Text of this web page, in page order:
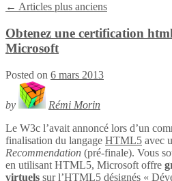
← Articles plus anciens
Obtenez une certification
Microsoft
Posted on 6 mars 2013
by
Rémi Morin
Le W3c l’avait annoncé lors d’un
finalisation du langage HTML5 avec
Recommendation (pré-finale). Vous
en utilisant HTML5, Microsoft offre
virtuels sur l’HTML5 désignés «